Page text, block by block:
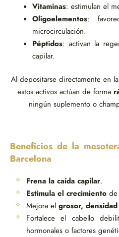
Vitaminas: estimulan el
Oligoelementos:
microcirculación.
Péptidos: activan la
capilar.
Al depositarse directamente en
estos activos actúan de forma
ningún suplemento o
Beneficios de la
Barcelona
Frena la caída capilar.
Estimula el crecimientode
Mejora el grosor,
Fortalece el cabello
hormonales o factores